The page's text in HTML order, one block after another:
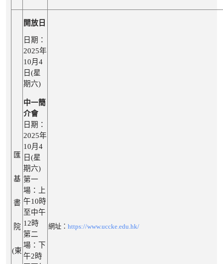
匯
基
書
院
(東
開放日
日期：
2025年
10月4
日(星
期六)
中一簡
介會
日期：
2025年
10月4
日(星
期六)
第一
場：上
午10時
至中午
12時
第二
場：下
午2時
網址： https://www.uccke.edu.hk/